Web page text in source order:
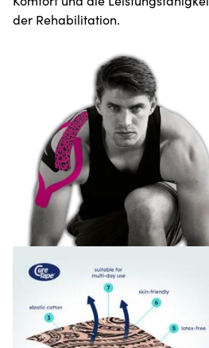
der Rehabilitation.